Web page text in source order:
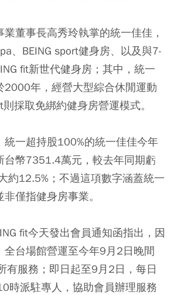
董事長高秀玲執掌的統一佳佳，
、BEING sport健身房、以及與7-
fit新世代健身房；其中，統一
2000年，經營大型綜合休閒運動
採取免綁約健身房營運模式。
統一超持股100%的統一佳佳今年
台幣7351.4萬元，較去年同期虧
約12.5%；不過這項數字涵蓋統一
僅指健身房事業。
fit今天發出會員通知函指出，因
全台場館營運至今年9月2日晚間
有服務；即日起至9月2日，每日
時派駐專人，協助會員辦理服務